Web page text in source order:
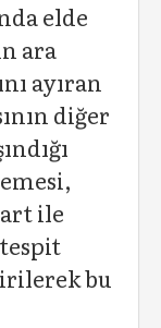
elde
ara
ayıran
diğer
ile
bu